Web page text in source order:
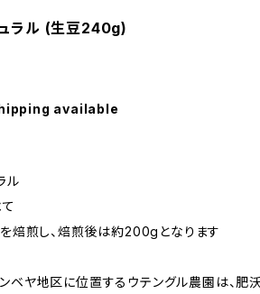
ラル (生豆240g)
available
ル
焙煎し、焙煎後は約200gとなります
ベヤ地区に位置するウテングル農園は、肥